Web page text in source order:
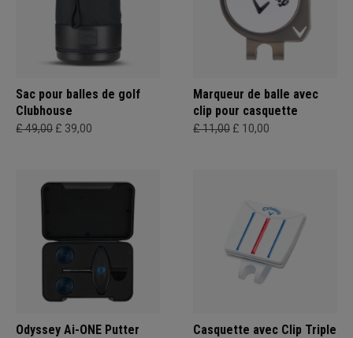
Sac pour balles de golf
Clubhouse
£ 49,00 £ 39,00
Marqueur de balle avec
clip pour casquette
£ 11,00 £ 10,00
Odyssey Ai-ONE Putter
Casquette avec Clip Triple